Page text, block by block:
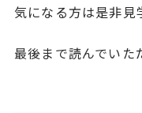
気になる方は是非見
最後まで読んでいた